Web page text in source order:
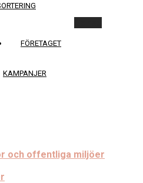
FÖRETAGET
KAMPANJER
och offentliga miljöer